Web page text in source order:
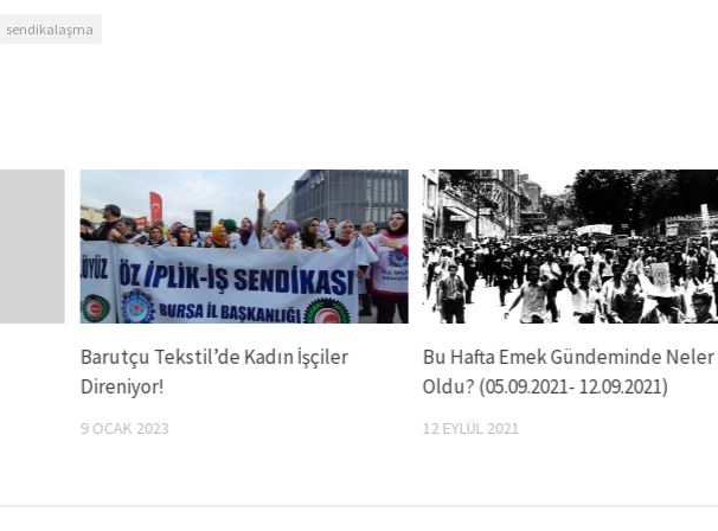
sendikalaşma
Barutçu Tekstil’de Kadın İşçiler
Direniyor!
9 OCAK 2023
Bu Hafta Emek Gündeminde Neler
Oldu? (05.09.2021- 12.09.2021)
12 EYLÜL 2021